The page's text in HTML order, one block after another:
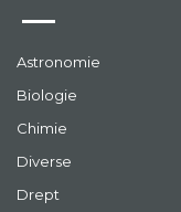
Astronomie
Biologie
Chimie
Diverse
Drept